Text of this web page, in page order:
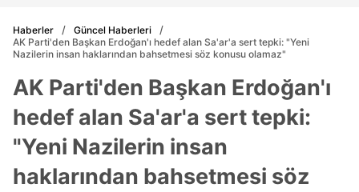
Haberler
Güncel Haberleri
AK Parti'den Başkan Erdoğan'ı hedef alan Sa'ar'a sert tepki: "Yeni
Nazilerin insan haklarından bahsetmesi söz konusu olamaz"
AK Parti'den Başkan Erdoğan'ı
hedef alan Sa'ar'a sert tepki:
"Yeni Nazilerin insan
haklarından bahsetmesi söz